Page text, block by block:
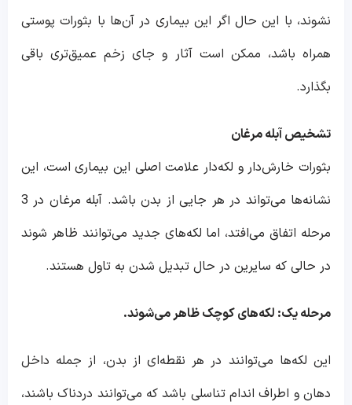
نشوند، با این حال اگر این بیماری در آن‌ها با بثورات پوستی
همراه باشد، ممکن است آثار و جای زخم عمیق‌تری باقی
بگذارد.
تشخیص آبله مرغان
بثورات خارش‌دار و لکه‌دار علامت اصلی این بیماری است، این
نشانه‌ها می‌تواند در هر جایی از بدن باشد. آبله مرغان در 3
مرحله اتفاق می‌افتد، اما لکه‌های جدید می‌توانند ظاهر شوند
در حالی که سایرین در حال تبدیل شدن به تاول هستند.
مرحله یک: لکه‌های کوچک ظاهر می‌شوند.
این لکه‌ها می‌توانند در هر نقطه‌ای از بدن، از جمله داخل
دهان و اطراف اندام تناسلی باشد که می‌توانند دردناک باشند،